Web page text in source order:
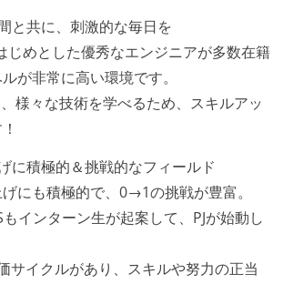
と共に、刺激的な毎日を
じめとした優秀なエンジニアが多数在籍
が非常に高い環境です。
様々な技術を学べるため、スキルアッ
に積極的＆挑戦的なフィールド
にも積極的で、0→1の挑戦が豊富。
インターン生が起案して、PJが始動し
サイクルがあり、スキルや努力の正当